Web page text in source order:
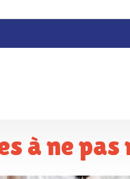
à ne